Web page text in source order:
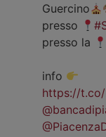
Guercino
presso
presso la
info
https://t.co/